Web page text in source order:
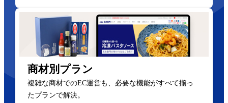
商材別プラン
複雑な商材でのEC運営も、必要な機能がすべて揃っ
たプランで解決。